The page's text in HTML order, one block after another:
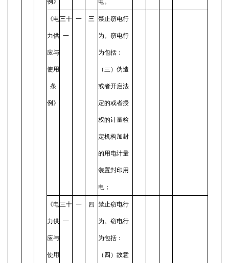
例》 电。
《电
力供
应与
使用
条
例》
三十
一
一 三 禁止窃电行
为。窃电行
为包括：
（三）伪造
或者开启法
定的或者授
权的计量检
定机构加封
的用电计量
装置封印用
电；
《电
力供
应与
使用
三十
一
一 四 禁止窃电行
为。窃电行
为包括：
（四）故意